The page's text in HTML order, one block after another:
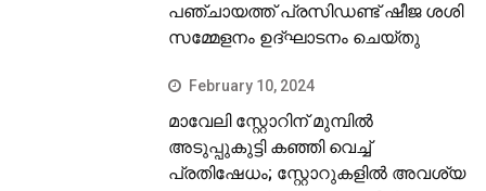
പഞ്ചായത്ത് പ്രസിഡണ്ട് ഷീജ ശശി
സമ്മേളനം ഉദ്ഘാടനം ചെയ്തു
February 10, 2024
മാവേലി സ്റ്റോറിന് മുമ്പില്‍
അടുപ്പുകുട്ടി കഞ്ഞി വെച്ച്
പ്രതിഷേധം; സ്റ്റോറുകളില്‍ അവശ്യ